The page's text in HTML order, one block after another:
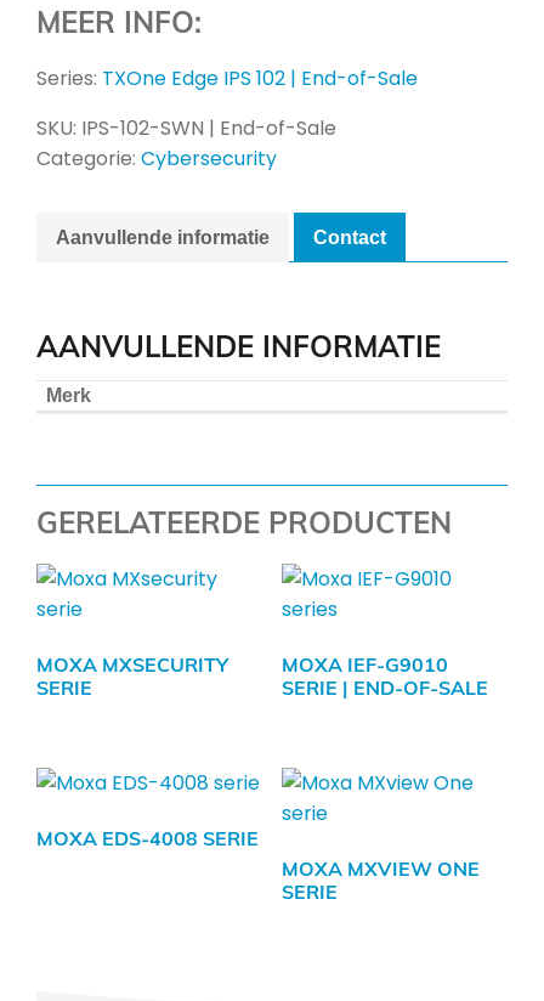
MEER INFO:
Series: TXOne Edge IPS 102 | End-of-Sale
SKU: IPS-102-SWN | End-of-Sale
Categorie: Cybersecurity
Aanvullende informatie Contact
AANVULLENDE INFORMATIE
Merk
GERELATEERDE PRODUCTEN
MOXA MXSECURITY
SERIE
MOXA IEF-G9010
SERIE | END-OF-SALE
MOXA EDS-4008 SERIE
MOXA MXVIEW ONE
SERIE